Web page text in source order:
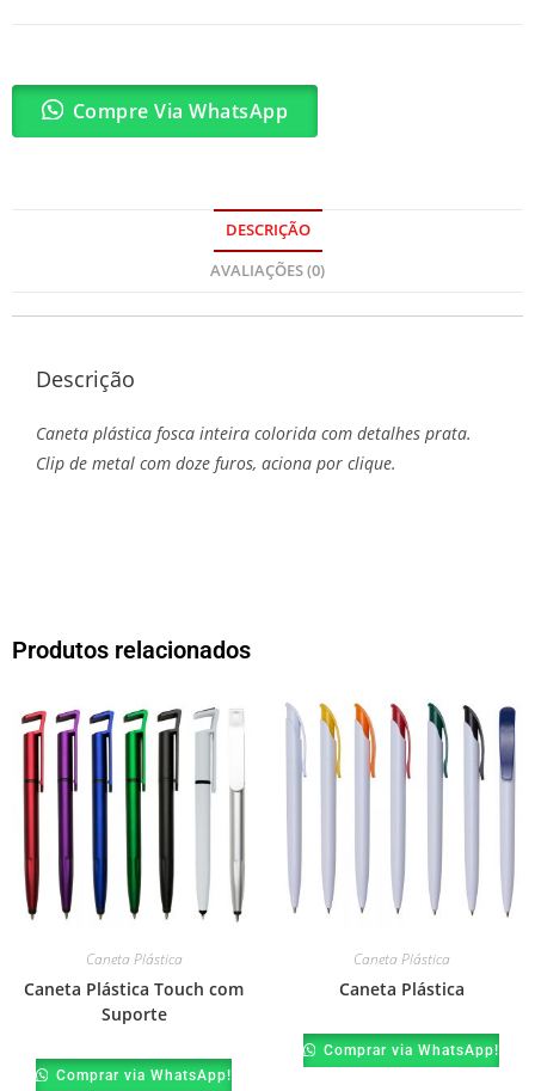
Compre Via WhatsApp
DESCRIÇÃO
AVALIAÇÕES (0)
Descrição
Caneta plástica fosca inteira colorida com detalhes prata.
Clip de metal com doze furos, aciona por clique.
Produtos relacionados
Caneta Plástica
Caneta Plástica Touch com
Suporte
Comprar via WhatsApp!
Caneta Plástica
Caneta Plástica
Comprar via WhatsApp!